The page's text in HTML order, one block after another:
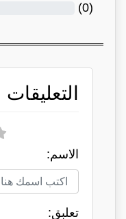
(
0
)
التعليقات
الاسم:
تعلبق: